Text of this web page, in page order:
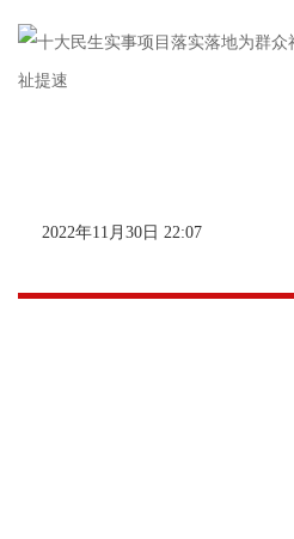
2022年11月30日 22:07